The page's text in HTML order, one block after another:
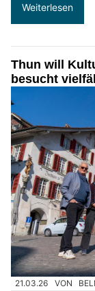
Weiterlesen
Thun will
besucht
21.03.26 VON